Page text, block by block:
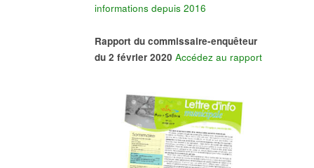
informations depuis 2016
Rapport du commissaire-enquêteur
du 2 février 2020 Accédez au rapport